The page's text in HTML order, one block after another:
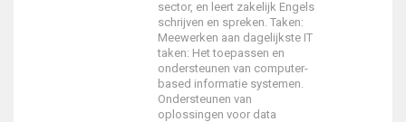
sector, en leert zakelijk Engels
schrijven en spreken. Taken:
Meewerken aan dagelijkste IT
taken: Het toepassen en
ondersteunen van computer-
based informatie systemen.
Ondersteunen van
oplossingen voor data